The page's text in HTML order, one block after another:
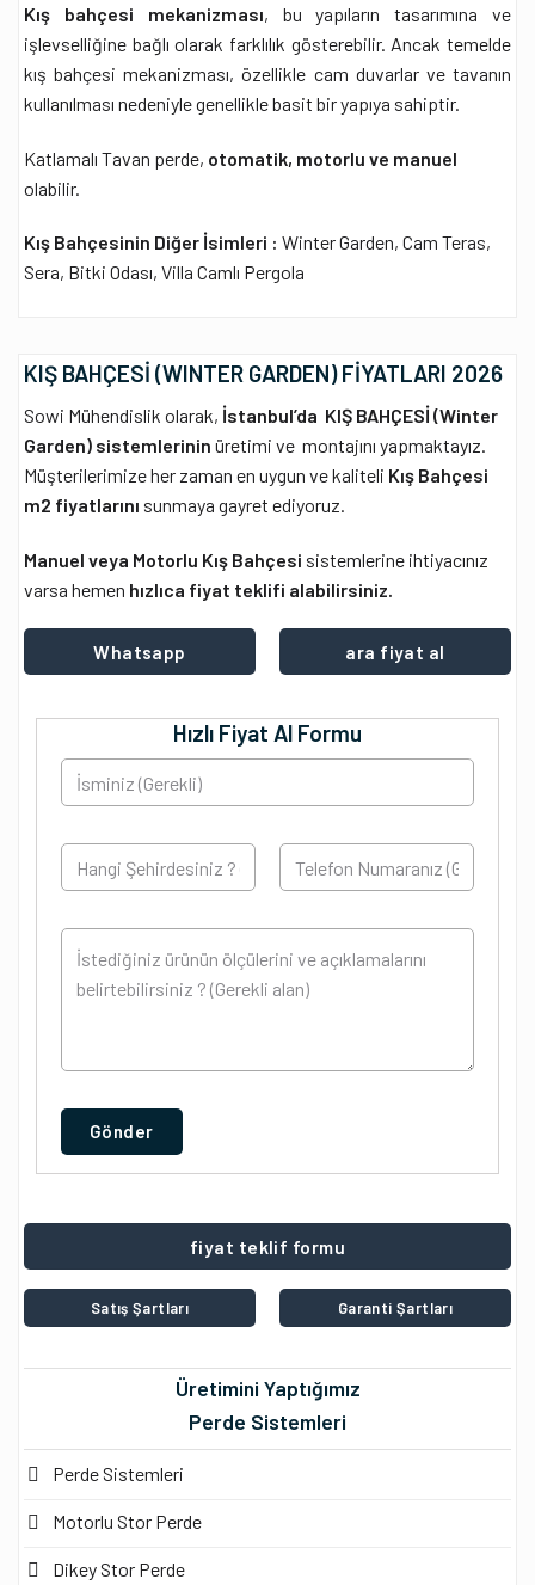
Kış bahçesi mekanizması, bu yapıların tasarımına ve
işlevselliğine bağlı olarak farklılık gösterebilir. Ancak temelde
kış bahçesi mekanizması, özellikle cam duvarlar ve tavanın
kullanılması nedeniyle genellikle basit bir yapıya sahiptir.
Katlamalı Tavan perde, otomatik, motorlu ve manuel
olabilir.
Kış Bahçesinin Diğer İsimleri : Winter Garden, Cam Teras,
Sera, Bitki Odası, Villa Camlı Pergola
KIŞ BAHÇESİ (WINTER GARDEN) FİYATLARI 2026
Sowi Mühendislik olarak, İstanbul’da KIŞ BAHÇESİ (Winter
Garden) sistemlerinin üretimi ve montajını yapmaktayız.
Müşterilerimize her zaman en uygun ve kaliteli Kış Bahçesi
m2 fiyatlarını sunmaya gayret ediyoruz.
Manuel veya Motorlu Kış Bahçesi sistemlerine ihtiyacınız
varsa hemen hızlıca fiyat teklifi alabilirsiniz.
Whatsapp ara fiyat al
Hızlı Fiyat Al Formu
Gönder
fiyat teklif formu
Satış Şartları Garanti Şartları
Üretimini Yaptığımız
Perde Sistemleri
Perde Sistemleri
Motorlu Stor Perde
Dikey Stor Perde